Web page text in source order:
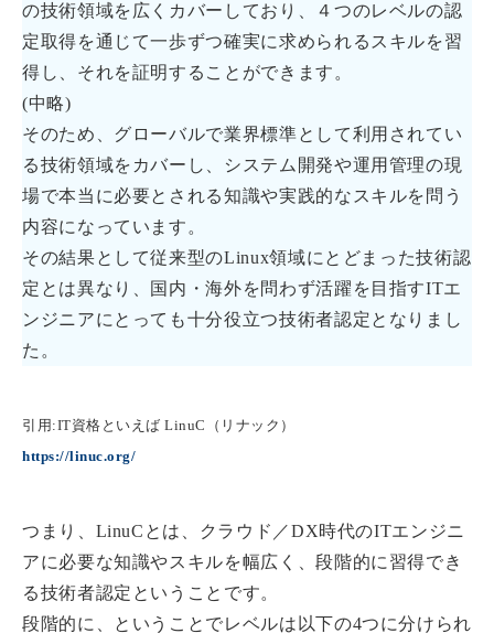
の技術領域を広くカバーしており、４つのレベルの認
定取得を通じて一歩ずつ確実に求められるスキルを習
得し、それを証明することができます。
(中略)
そのため、グローバルで業界標準として利用されてい
る技術領域をカバーし、システム開発や運用管理の現
場で本当に必要とされる知識や実践的なスキルを問う
内容になっています。
その結果として従来型のLinux領域にとどまった技術認
定とは異なり、国内・海外を問わず活躍を目指すITエ
ンジニアにとっても十分役立つ技術者認定となりまし
た。
引用:IT資格といえば LinuC（リナック）
https://linuc.org/
つまり、LinuCとは、クラウド／DX時代のITエンジニ
アに必要な知識やスキルを幅広く、段階的に習得でき
る技術者認定ということです。
段階的に、ということでレベルは以下の4つに分けられ